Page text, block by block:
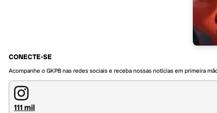
CONECTE-SE
Acompanhe o GKPB nas redes sociais e receba nossas notícias em primeira
111 mil